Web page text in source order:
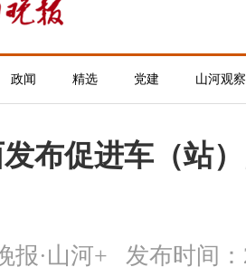
政闻 精选 党建 山河观察
布促进车（站
报·山河+ 发布时间：